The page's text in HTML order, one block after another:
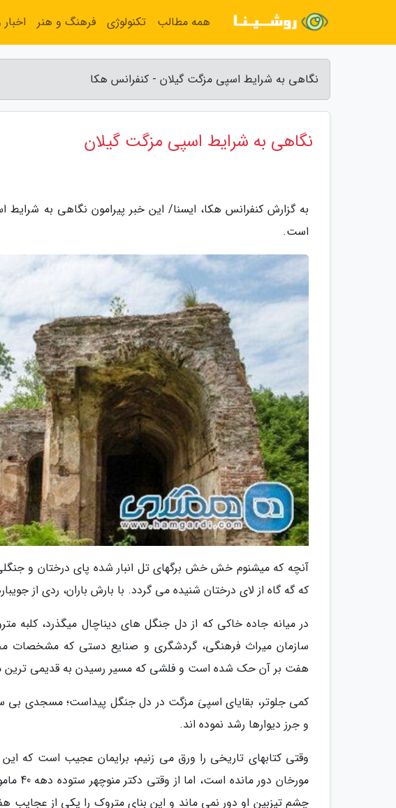
نگاهی به شرایط اسپی مزگت گیلان - کنفرانس هکا
نگاهی به شرایط اسپی مزگت گیلان
به گزارش کنفرانس هکا، ایسنا/ این خبر پیرامون نگاهی به
است.
آنچه که میشنوم خش خش برگهای تل انبار شده پای درختان و
که گه گاه از لای درختان شنیده می گردد. با بارش باران، ردی از
در میانه جاده خاکی که از دل جنگل های دیناچال میگذرد،
سازمان میراث فرهنگی، گردشگری و صنایع دستی که
هفت بر آن حک شده است و فلشی که مسیر رسیدن به قدیمی ترین
کمی جلوتر، بقایای اسپیَ مزگت در دل جنگل پیداست؛ مسجدی
و جرز دیوارها رشد نموده اند.
وقتی کتابهای تاریخی را ورق می زنیم، برایمان عجیب است
چشم تیزبین او دور نمی ماند و این بنای متروک را یکی از عجایب
همه مطالب تکنولوژی فرهنگ و هنر